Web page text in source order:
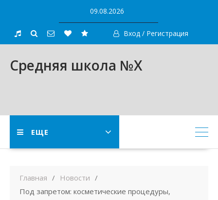
content
09.08.2026
Вход / Регистрация
Средняя школа №X
ЕЩЕ
Главная
Новости
Под запретом: косметические процедуры,